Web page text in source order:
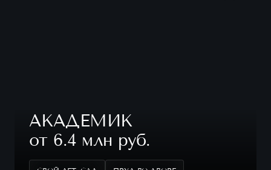
АКАДЕМИК
от 6.4 млн руб.